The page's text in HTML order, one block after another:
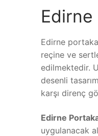
Edirne
reçine ve
edilmektedir.
desenli
karşı direnç
Edirne
uygulanacak